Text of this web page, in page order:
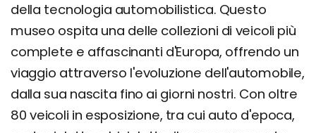
della tecnologia automobilistica. Questo
museo ospita una delle collezioni di veicoli più
complete e affascinanti d'Europa, offrendo un
viaggio attraverso l'evoluzione dell'automobile,
dalla sua nascita fino ai giorni nostri. Con oltre
80 veicoli in esposizione, tra cui auto d'epoca,